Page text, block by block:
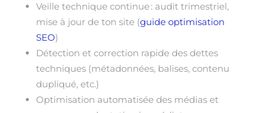
Veille technique continue : audit trimestriel,
mise à jour de ton site (guide optimisation
SEO)
Détection et correction rapide des dettes
techniques (métadonnées, balises, contenu
dupliqué, etc.)
Optimisation automatisée des médias et